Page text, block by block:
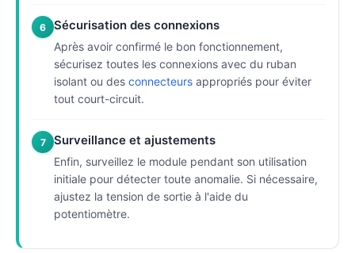
6 Sécurisation des connexions
Après avoir confirmé le bon fonctionnement,
sécurisez toutes les connexions avec du ruban
isolant ou des connecteurs appropriés pour éviter
tout court-circuit.
7 Surveillance et ajustements
Enfin, surveillez le module pendant son utilisation
initiale pour détecter toute anomalie. Si nécessaire,
ajustez la tension de sortie à l'aide du
potentiomètre.